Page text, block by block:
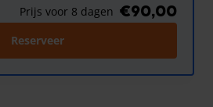
Prijs voor 8 dagen €90,00
Reserveer